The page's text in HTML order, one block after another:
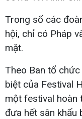
Trong số các
hội, chỉ có Pháp
mặt.
Theo Ban tổ
biệt của Festival
một festival hoàn
đưa hết sân khấu